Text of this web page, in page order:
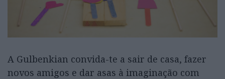
A Gulbenkian convida-te a sair de casa, fazer
novos amigos e dar asas à imaginação com